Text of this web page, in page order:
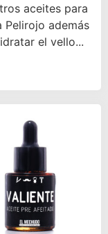
aceites para
Pelirojo además
el vello...